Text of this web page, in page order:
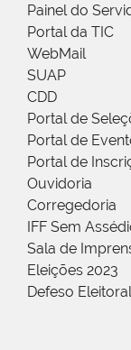
Painel do
Portal da TIC
WebMail
SUAP
CDD
Portal de
Portal de
Portal de
Ouvidoria
Corregedoria
IFF Sem
Sala de
Eleições 2023
Defeso